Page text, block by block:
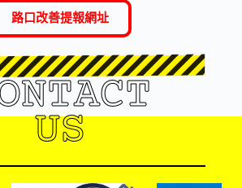
路口改善提報網址
US